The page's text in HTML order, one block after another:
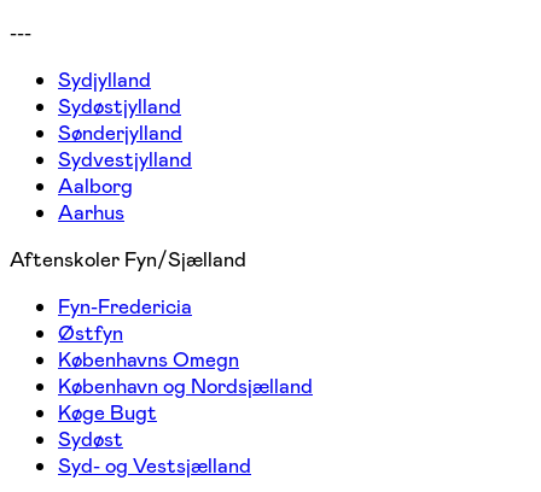
---
Sydjylland
Sydøstjylland
Sønderjylland
Sydvestjylland
Aalborg
Aarhus
Aftenskoler Fyn/Sjælland
Fyn-Fredericia
Østfyn
Københavns Omegn
København og Nordsjælland
Køge Bugt
Sydøst
Syd- og Vestsjælland